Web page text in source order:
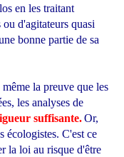
en les traitant
d'agitateurs quasi
bonne partie de sa
la preuve que les
les analyses de
suffisante.Or,
écologistes. C'est ce
la loi au risque d'être